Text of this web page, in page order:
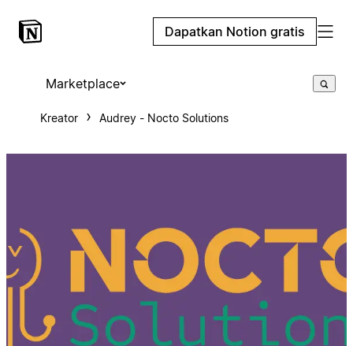
Dapatkan Notion gratis
Marketplace
Kreator Audrey - Nocto Solutions